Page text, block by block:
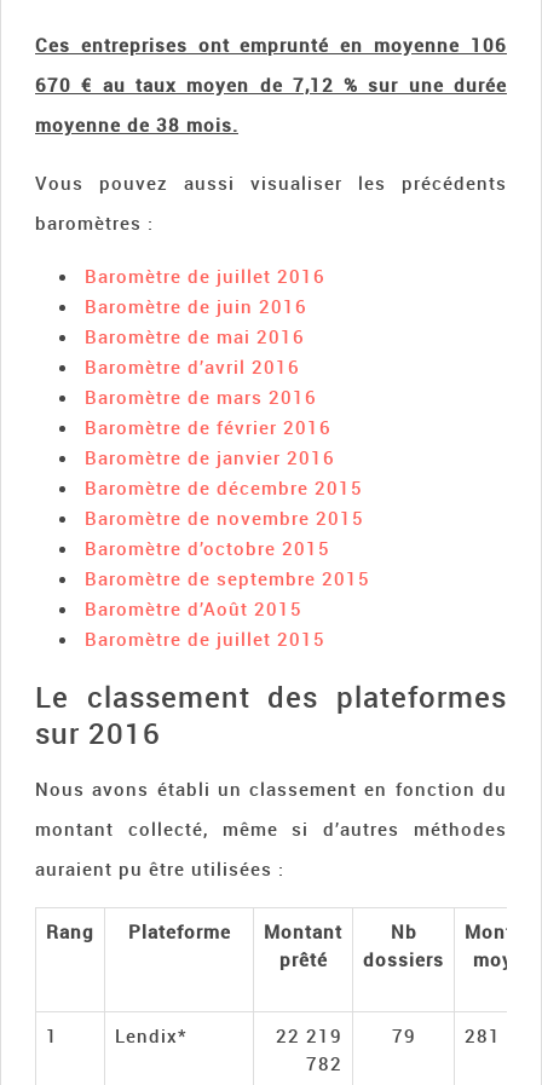
Ces entreprises ont emprunté en moyenne 106
670 € au taux moyen de 7,12 % sur une durée
moyenne de 38 mois.
Vous pouvez aussi visualiser les précédents
baromètres :
Baromètre de juillet 2016
Baromètre de juin 2016
Baromètre de mai 2016
Baromètre d’avril 2016
Baromètre de mars 2016
Baromètre de février 2016
Baromètre de janvier 2016
Baromètre de décembre 2015
Baromètre de novembre 2015
Baromètre d’octobre 2015
Baromètre de septembre 2015
Baromètre d’Août 2015
Baromètre de juillet 2015
Le classement des plateformes
sur 2016
Nous avons établi un classement en fonction du
montant collecté, même si d’autres méthodes
auraient pu être utilisées :
Rang Plateforme
Montant
prêté
Nb
dossiers
Montant
moyen
1 Lendix*
22 219
782
79 281 263